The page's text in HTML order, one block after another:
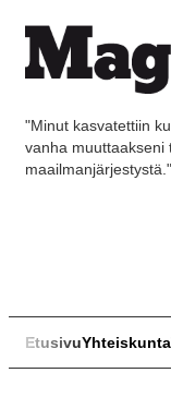
"Minut kasvatettiin
vanha muuttaakseni
maailmanjärjestystä."
EtusivuYhteiskunta